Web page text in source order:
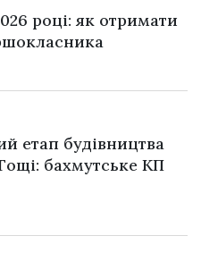
році: як отримати
етап будівництва
бахмутське КП